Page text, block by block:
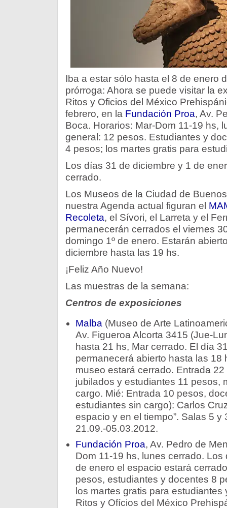
Iba a estar sólo hasta el 8 de enero
prórroga: Ahora se puede visitar la
Ritos y Oficios del México
febrero, en la Fundación Proa, Av.
Boca. Horarios: Mar-Dom 11-19 hs,
general: 12 pesos. Estudiantes y
4 pesos; los martes gratis para
Los días 31 de diciembre y 1 de
cerrado.
Los Museos de la Ciudad de
nuestra Agenda actual figuran el
Recoleta, el Sívori, el Larreta y el
permanecerán cerrados el viernes
domingo 1º de enero. Estarán
diciembre hasta las 19 hs.
¡Feliz Año Nuevo!
Las muestras de la semana:
Centros de exposiciones
Malba (Museo de Arte
Av. Figueroa Alcorta 3415 (Jue-
hasta 21 hs, Mar cerrado. El día
permanecerá abierto hasta las 18
museo estará cerrado. Entrada
jubilados y estudiantes 11 pesos,
cargo. Mié: Entrada 10 pesos,
estudiantes sin cargo): Carlos
espacio y en el tiempo”. Salas 5 y
21.09.-05.03.2012.
Fundación Proa, Av. Pedro de
Dom 11-19 hs, lunes cerrado.
de enero el espacio estará
pesos, estudiantes y docentes 8
los martes gratis para estudiantes
Ritos y Ofícios del México